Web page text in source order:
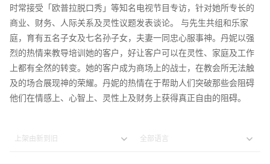
时常接受「欧普拉脱口秀」等知名电视节目专访，针对她所专长的
商业、财务、人际关系及灵性议题发表谈论。 与先生共组和乐家
庭，育有五名子女及七名孙子女，夫妻一同忠心服事神。丹妮以强
烈的热情来教导培训她的客户，好让客户可以在灵性、家庭及工作
上都有全然的转变。她的客户成为商场上的战士，在教会所无法触
及的场合展现神的荣耀。丹妮的热情在于帮助人们突破那些会阻碍
他们在情感上、心智上、灵性上及财务上获得真正自由的阻碍。